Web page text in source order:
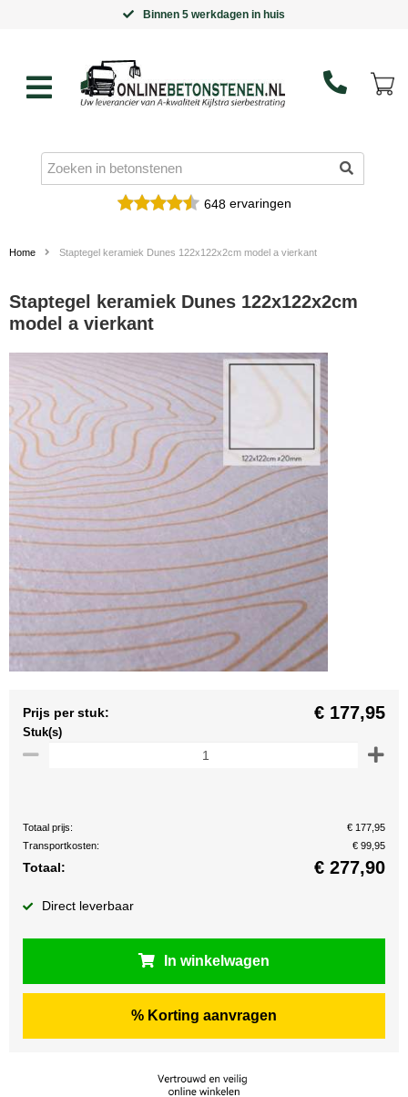
Binnen 5 werkdagen in huis
648ervaringen
Home Staptegel keramiek Dunes 122x122x2cm model a vierkant
Staptegel keramiek Dunes 122x122x2cm
model a vierkant
Prijs per stuk: € 177,95
Stuk(s)
Totaal prijs:
€ 177,95
Transportkosten:
€ 99,95
Totaal: € 277,90
Direct leverbaar
In winkelwagen
% Korting aanvragen